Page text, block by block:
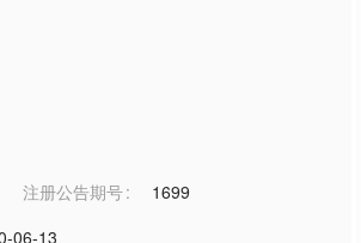
注册公告期号
1699
06-13